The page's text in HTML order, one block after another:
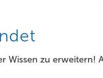
Wissen zu erweitern!